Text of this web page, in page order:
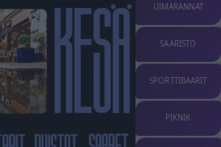
UIMARANNAT
SAARISTO
SPORTTIBAARIT
PIKNIK